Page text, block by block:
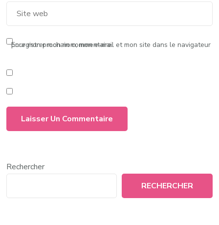
Enregistrer mon nom, mon e-mail et mon site dans le navigateur pour mon prochain commentaire.
Rechercher
RECHERCHER